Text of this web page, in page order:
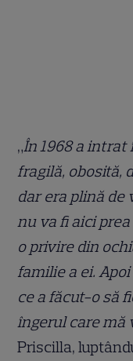
„În 1968 a
fragilă, obosită,
dar era plină de
nu va fi aici
o privire din
familie a ei.
ce a făcut-o să
îngerul care mă
Priscilla,